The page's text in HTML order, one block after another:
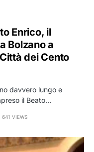
Enrico, il
Bolzano a
dei Cento
davvero lungo e
il Beato…
641 VIEWS